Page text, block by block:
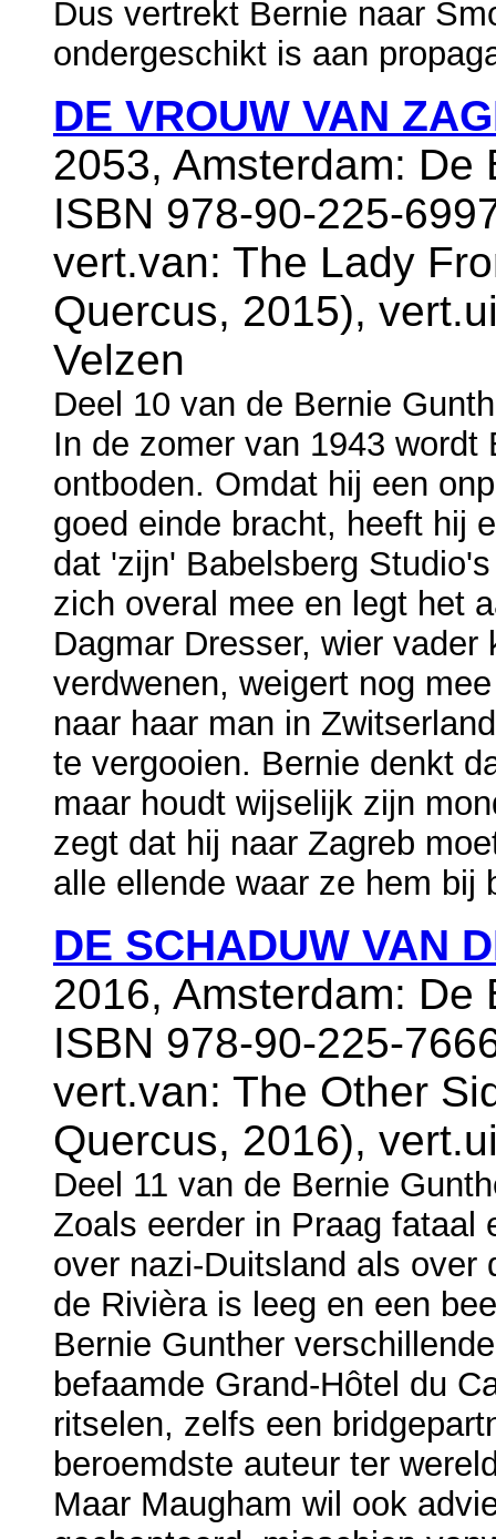
Dus vertrekt Bernie naar
ondergeschikt is aan
DE VROUW VAN
2053, Amsterdam:
ISBN 978-90-225-
vert.van: The Lady
Quercus, 2015),
Velzen
Deel 10 van de Bernie
In de zomer van 1943
ontboden. Omdat hij een
goed einde bracht, heeft hij
dat 'zijn' Babelsberg
zich overal mee en legt het
Dagmar Dresser, wier
verdwenen, weigert nog
naar haar man in
te vergooien. Bernie denkt
maar houdt wijselijk zijn
zegt dat hij naar Zagreb
alle ellende waar ze hem bij
DE SCHADUW VAN
2016, Amsterdam:
ISBN 978-90-225-
vert.van: The Other
Quercus, 2016),
Deel 11 van de Bernie
Zoals eerder in Praag fataal
over nazi-Duitsland als over
de Rivièra is leeg en een
Bernie Gunther
befaamde Grand-Hôtel du
ritselen, zelfs een
beroemdste auteur ter
Maar Maugham wil ook